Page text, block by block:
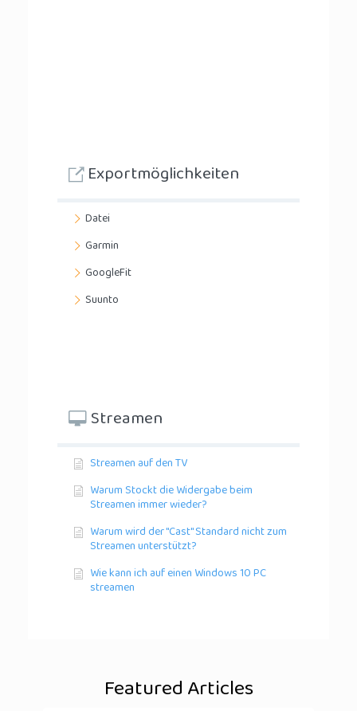
Exportmöglichkeiten
Datei
Garmin
GoogleFit
Suunto
Streamen
Streamen auf den TV
Warum Stockt die Widergabe beim
Streamen immer wieder?
Warum wird der "Cast" Standard nicht zum
Streamen unterstützt?
Wie kann ich auf einen Windows 10 PC
streamen
Featured Articles